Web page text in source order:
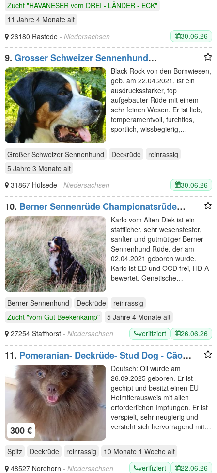
Zucht "HAVANESER vom DREI - LÄNDER - ECK"
11 Jahre 4 Monate alt
26180 Rastede - Niedersachsen 30.06.26
9. Grosser Schweizer Sennenhund
zuchttauglicher Deckrüde mit Papieren
Black Rock von den Bornwiesen,
geb. am 22.04.2021, ist ein
ausdrucksstarker, top
aufgebauter Rüde mit einem
sehr feinen Wesen. Er ist lieb,
temperamentvoll, furchtlos,
sportlich, wissbegierig,…
Großer Schweizer Sennenhund Deckrüde
reinrassig
5 Jahre 3 Monate alt
31867 Hülsede - Niedersachsen 30.06.26
10. Berner Sennenrüde Championatsrüde
Deckrüde Karlo vom Alten DiekKarlo vom Alten Diek ist ein
stattlicher, sehr wesensfester,
sanfter und gutmütiger Berner
Sennenhund Rüde, der am
02.04.2021 geboren wurde.
Karlo ist ED und OCD frei, HD A
bewertet. Genetische…
Berner Sennenhund Deckrüde
reinrassig
Zucht "vom Gut Beekenkamp"
5 Jahre 4 Monate alt
27254 Staffhorst - Niedersachsen verifiziert 26.06.26
11. Pomeranian- Deckrüde- Stud Dog - Cão
Reprodutor
300 €
Deutsch: Oli wurde am
26.09.2025 geboren. Er ist
gechipt und besitzt einen EU-
Heimtierausweis mit allen
erforderlichen Impfungen. Er ist
verspielt, sehr neugierig und
versteht sich hervorragend mit…
Spitz Deckrüde reinrassig 10 Monate 1 Woche alt
48527 Nordhorn - Niedersachsen verifiziert 22.06.26